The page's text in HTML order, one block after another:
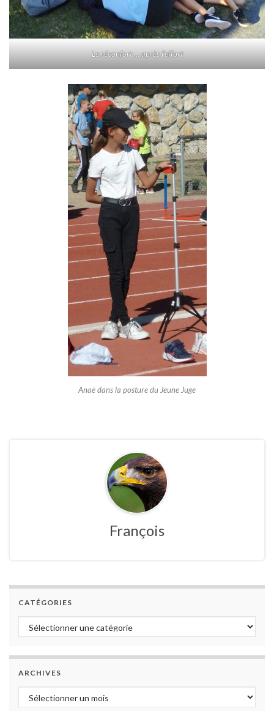
Le réconfort … après l’effort
Anaë dans la posture du Jeune Juge
François
CATÉGORIES
Catégories
ARCHIVES
Archives